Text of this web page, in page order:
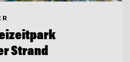
Strand